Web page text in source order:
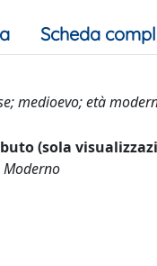
Scheda
medioevo; età
(sola
Moderno